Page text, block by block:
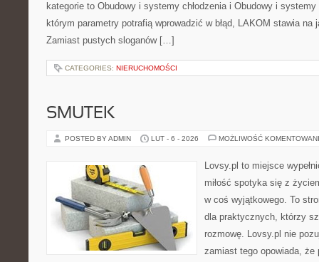
kategorie to Obudowy i systemy chłodzenia i Obudowy i
którym parametry potrafią wprowadzić w błąd, LAKOM stawia na
Zamiast pustych sloganów […]
CATEGORIES: NIERUCHOMOŚCI
SMUTEK
POSTED BY ADMIN LUT - 6 - 2026 MOŻLIWOŚĆ
Lovsy.pl to miejsce
miłość spotyka się z
w coś wyjątkowego. To
dla praktycznych, którzy
rozmowę. Lovsy.pl nie
zamiast tego opowiada, że